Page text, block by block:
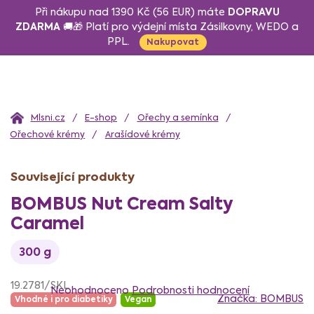
Při nákupu nad 1390 Kč (56 EUR) máte DOPRAVU
ZDARMA 🚚🎁 Platí pro výdejní místa Zásilkovny, WEDO a
PPL.
Nakupovat
Domů E-shop
Ořechy a semínka
Ořechové krémy
Arašídové krémy
BOMBUS Nut Cream Salty
Caramel
300 g
19.2781/SKL
Vhodné i pro diabetiky Vegan
hodnocení
produktu
Neohodnoceno Podrobnosti hodnocení
Značka: BOMBUS
Související produkty